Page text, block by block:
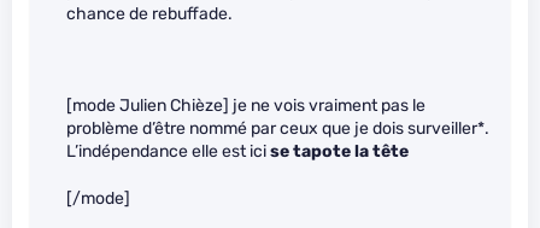
chance de rebuffade.
[mode Julien Chièze] je ne vois vraiment pas le
problème d’être nommé par ceux que je dois surveiller*.
L’indépendance elle est icise tapote la tête
[/mode]